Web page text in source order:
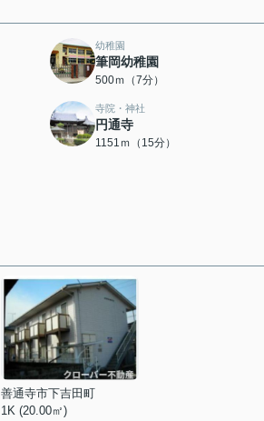
幼稚園
筆岡幼稚園
500ｍ（7分）
寺院・神社
円通寺
1151ｍ（15分）
善通寺市下吉田町
1K (20.00㎡)